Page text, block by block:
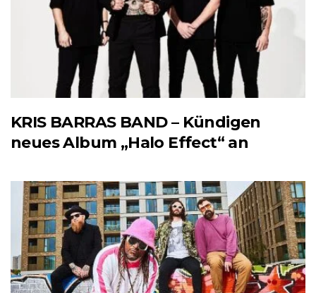
KRIS BARRAS BAND – Kündigen
neues Album „Halo Effect“ an